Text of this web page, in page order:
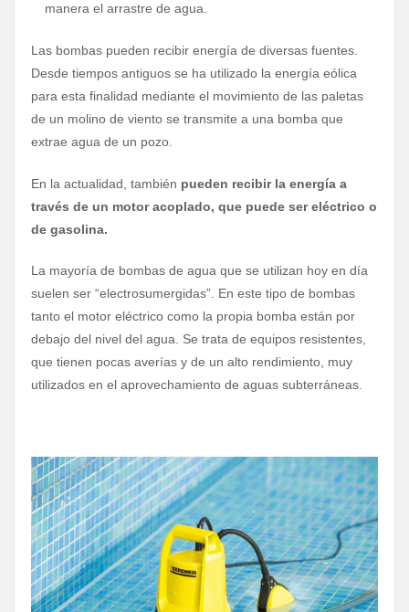
manera el arrastre de agua.
Las bombas pueden recibir energía de diversas fuentes.
Desde tiempos antiguos se ha utilizado la energía eólica
para esta finalidad mediante el movimiento de las paletas
de un molino de viento se transmite a una bomba que
extrae agua de un pozo.
En la actualidad, también pueden recibir la energía a
través de un motor acoplado, que puede ser eléctrico o
de gasolina.
La mayoría de bombas de agua que se utilizan hoy en día
suelen ser “electrosumergidas”. En este tipo de bombas
tanto el motor eléctrico como la propia bomba están por
debajo del nivel del agua. Se trata de equipos resistentes,
que tienen pocas averías y de un alto rendimiento, muy
utilizados en el aprovechamiento de aguas subterráneas.